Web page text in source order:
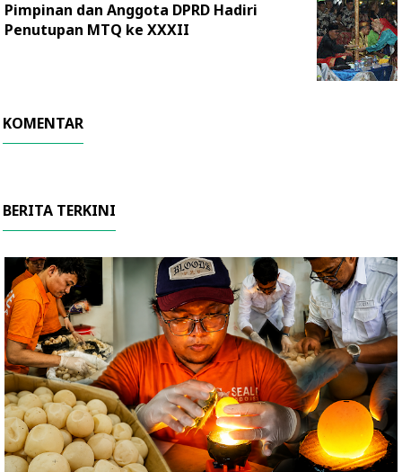
Pimpinan dan Anggota DPRD Hadiri
Penutupan MTQ ke XXXII
KOMENTAR
BERITA TERKINI